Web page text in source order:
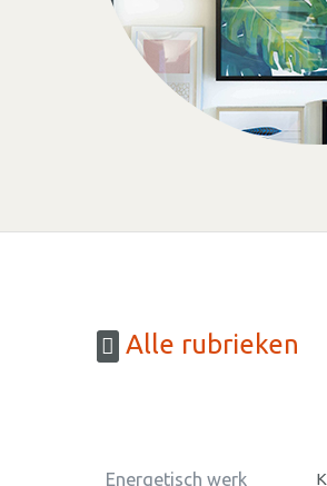
Alle rubrieken
Energetisch werk